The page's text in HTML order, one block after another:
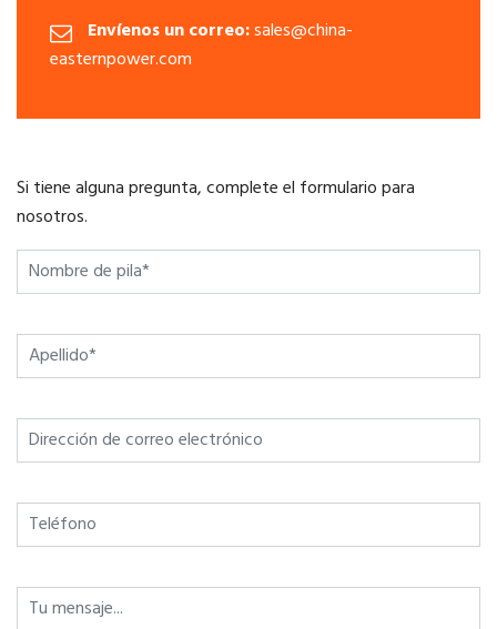
Envíenos un correo:sales@china-
easternpower.com
Si tiene alguna pregunta, complete el formulario para
nosotros.